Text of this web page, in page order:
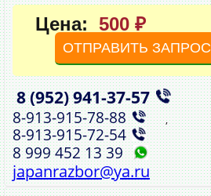
Цена: 500 ₽
ОТПРАВИТЬ ЗАПРОС
8 (952)941‑37‑57 ,
8‑913‑915‑78‑88 ,
8‑913‑915‑72‑54
8 999 452 13 39
japanrazbor@ya.ru